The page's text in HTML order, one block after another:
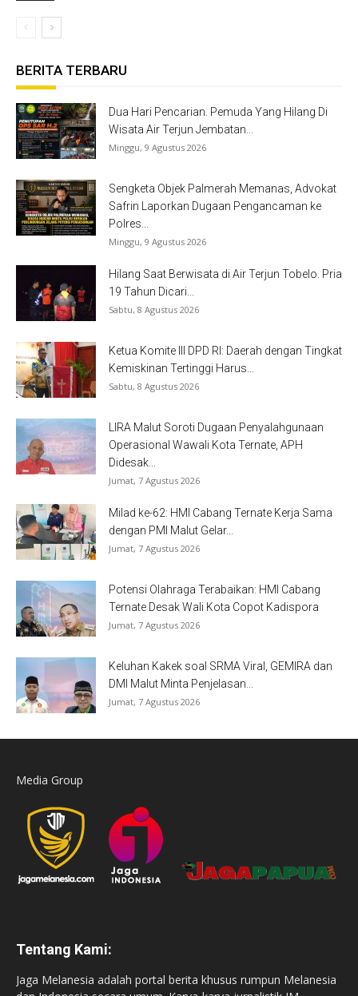
BERITA TERBARU
Dua Hari Pencarian. Pemuda Yang Hilang Di
Wisata Air Terjun Jembatan...
Minggu, 9 Agustus 2026
Sengketa Objek Palmerah Memanas, Advokat
Safrin Laporkan Dugaan Pengancaman ke
Polres...
Minggu, 9 Agustus 2026
Hilang Saat Berwisata di Air Terjun Tobelo. Pria
19 Tahun Dicari...
Sabtu, 8 Agustus 2026
Ketua Komite III DPD RI: Daerah dengan Tingkat
Kemiskinan Tertinggi Harus...
Sabtu, 8 Agustus 2026
LIRA Malut Soroti Dugaan Penyalahgunaan
Operasional Wawali Kota Ternate, APH
Didesak...
Jumat, 7 Agustus 2026
Milad ke-62: HMI Cabang Ternate Kerja Sama
dengan PMI Malut Gelar...
Jumat, 7 Agustus 2026
Potensi Olahraga Terabaikan: HMI Cabang
Ternate Desak Wali Kota Copot Kadispora
Jumat, 7 Agustus 2026
Keluhan Kakek soal SRMA Viral, GEMIRA dan
DMI Malut Minta Penjelasan...
Jumat, 7 Agustus 2026
Media Group
Tentang Kami:
Jaga Melanesia adalah portal berita khusus rumpun Melanesia